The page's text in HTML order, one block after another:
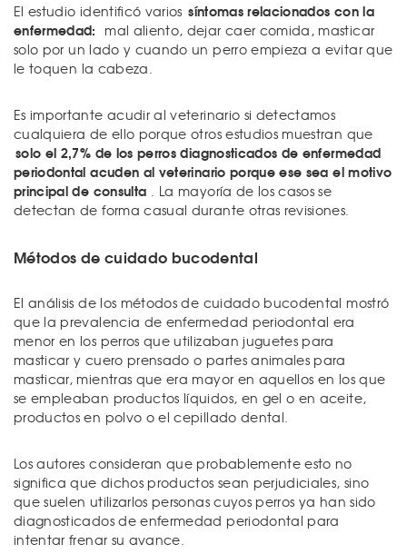
El estudio identificó varios síntomas relacionados con la
enfermedad: mal aliento, dejar caer comida, masticar
solo por un lado y cuando un perro empieza a evitar que
le toquen la cabeza.
Es importante acudir al veterinario si detectamos
cualquiera de ello porque otros estudios muestran que
solo el 2,7% de los perros diagnosticados de enfermedad
periodontal acuden al veterinario porque ese sea el motivo
principal de consulta . La mayoría de los casos se
detectan de forma casual durante otras revisiones.
Métodos de cuidado bucodental
El análisis de los métodos de cuidado bucodental mostró
que la prevalencia de enfermedad periodontal era
menor en los perros que utilizaban juguetes para
masticar y cuero prensado o partes animales para
masticar, mientras que era mayor en aquellos en los que
se empleaban productos líquidos, en gel o en aceite,
productos en polvo o el cepillado dental.
Los autores consideran que probablemente esto no
significa que dichos productos sean perjudiciales, sino
que suelen utilizarlos personas cuyos perros ya han sido
diagnosticados de enfermedad periodontal para
intentar frenar su avance.